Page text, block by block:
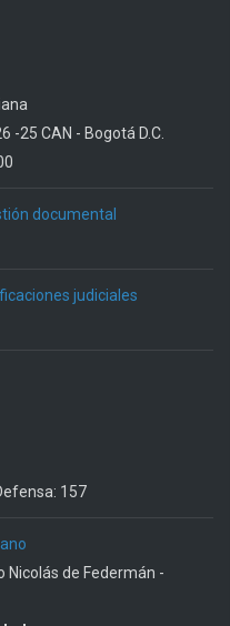
-25 CAN - Bogotá D.C.
documental
judiciales
157
Nicolás de Federmán -